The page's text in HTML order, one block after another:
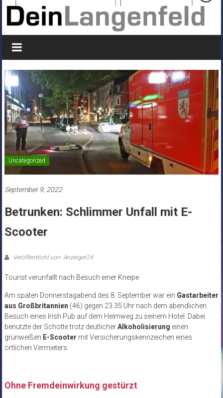
Uncategorized
September 9, 2022
Betrunken: Schlimmer Unfall mit E-
Scooter
Veröffentlicht von: Anzeiger24
Tourist verunfallt nach Besuch einer Kneipe
Am späten Donnerstagabend des 8. September war ein Gastarbeiter
aus Großbritannien (46) gegen 23.35 Uhr nach dem abendlichen
Besuch eines Irish Pub auf dem Heimweg zu seinem Hotel. Dabei
benutzte der Schotte trotz deutlicherAlkoholisierung einen
grünweißen E-Scooter mit Versicherungskennzeichen eines
örtlichen Vermieters.
Ohne Fremdeinwirkung gestürzt